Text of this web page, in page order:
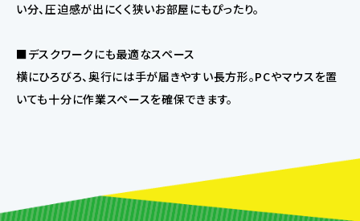
い分、圧迫感が出にくく狭いお部屋にもぴったり。
■デスクワークにも最適なスペース
横にひろびろ、奥行には手が届きやすい長方形。PCやマウスを置
いても十分に作業スペースを確保できます。